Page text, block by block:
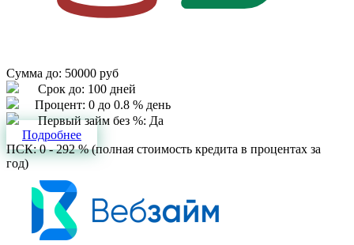
Сумма до: 50000 руб
Срок до: 100 дней
Процент: 0 до 0.8 % день
Первый займ без %: Да
Подробнее
ПСК: 0 - 292 % (полная стоимость кредита в процентах за
год)